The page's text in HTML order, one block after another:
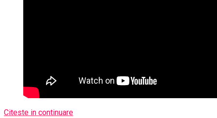
Citeste in continuare